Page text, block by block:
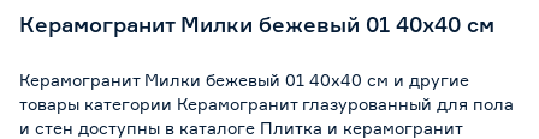
Керамогранит Милки бежевый 01 40х40 см
Керамогранит Милки бежевый 01 40х40 см и другие
товары категории Керамогранит глазурованный для пола
и стен доступны в каталоге Плитка и керамогранит